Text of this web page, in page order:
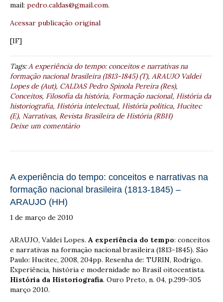
mail: pedro.caldas@gmail.com.
Acessar publicação original
[IF]
Tags:A experiência do tempo: conceitos e narrativas na
formação nacional brasileira (1813-1845) (T), ARAUJO Valdei
Lopes de (Aut), CALDAS Pedro Spinola Pereira (Res),
Conceitos, Filosofia da história, Formação nacional, História da
historiografia, História intelectual, História politica, Hucitec
(E), Narrativas, Revista Brasileira de História (RBH)
Deixe um comentário
A experiência do tempo: conceitos e narrativas na
formação nacional brasileira (1813-1845) –
ARAUJO (HH)
1 de março de 2010
ARAUJO, Valdei Lopes. A experiência do tempo: conceitos
e narrativas na formação nacional brasileira (1813-1845). São
Paulo: Hucitec, 2008, 204pp. Resenha de: TURIN, Rodrigo.
Experiência, história e modernidade no Brasil oitocentista.
História da Historiografia. Ouro Preto, n. 04, p.299-305
março 2010.